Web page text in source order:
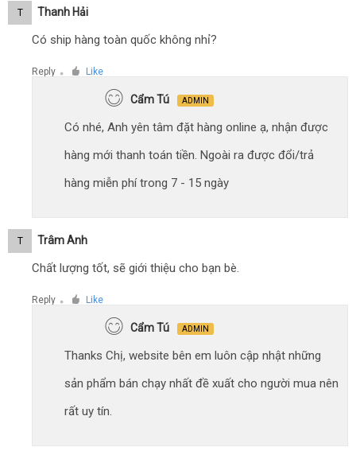
T Thanh Hải
Có ship hàng toàn quốc không nhỉ?
Reply ● Like
Cẩm Tú ADMIN
Có nhé, Anh yên tâm đặt hàng online ạ, nhận được
hàng mới thanh toán tiền. Ngoài ra được đổi/trả
hàng miễn phí trong 7 - 15 ngày
T Trâm Anh
Chất lượng tốt, sẽ giới thiệu cho bạn bè.
Reply ● Like
Cẩm Tú ADMIN
Thanks Chị, website bên em luôn cập nhật những
sản phẩm bán chạy nhất đề xuất cho người mua nên
rất uy tín.